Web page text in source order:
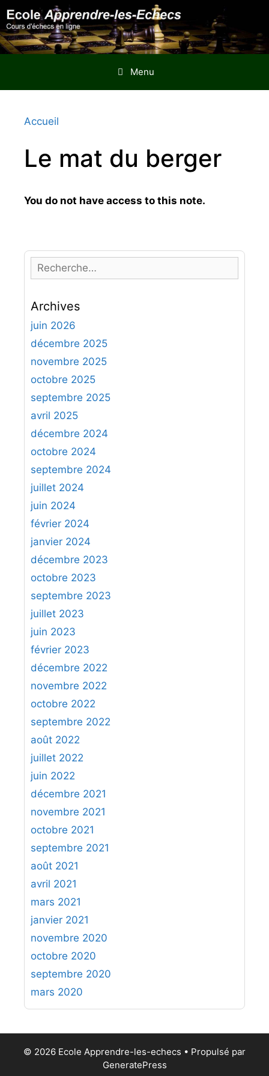
Aller
au
contenu
Menu
Accueil
Le mat du berger
You do not have access to this note.
e
h
e
r
h
e
r
:
Archives
juin 2026
décembre 2025
novembre 2025
octobre 2025
septembre 2025
avril 2025
décembre 2024
octobre 2024
septembre 2024
juillet 2024
juin 2024
février 2024
janvier 2024
décembre 2023
octobre 2023
septembre 2023
juillet 2023
juin 2023
février 2023
décembre 2022
novembre 2022
octobre 2022
septembre 2022
août 2022
juillet 2022
juin 2022
décembre 2021
novembre 2021
octobre 2021
septembre 2021
août 2021
avril 2021
mars 2021
janvier 2021
novembre 2020
octobre 2020
septembre 2020
mars 2020
© 2026 Ecole Apprendre-les-echecs • Propulsé par
GeneratePress